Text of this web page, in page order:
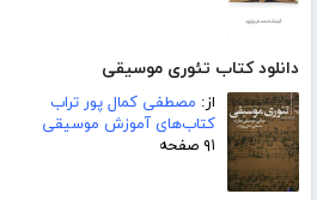
دانلود کتاب تئوری موسیقی
از: مصطفی کمال پور تراب
کتاب‌های آموزش موسیقی
۹۱ صفحه